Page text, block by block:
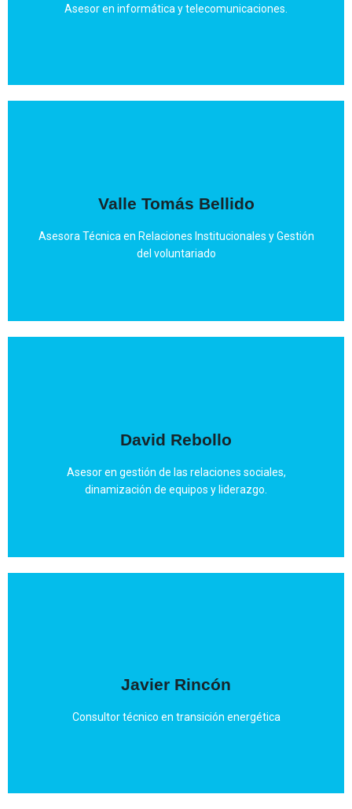
Asesor en informática y telecomunicaciones.
Graduado en desarrollo de aplicaciones informáticas.
Valle Tomás Bellido
Asesora Técnica en Relaciones Institucionales y Gestión
del voluntariado
Psicóloga infantil - juvenil y pericial.
Mail
David Rebollo
Asesor en gestión de las relaciones sociales,
dinamización de equipos y liderazgo.
Experto en Gestión comercial, marketing y
Javier Rincón
Consultor técnico en transición energética
Ingeniero técnico industrial Ingeniero en automática y
empresa en el sector energético